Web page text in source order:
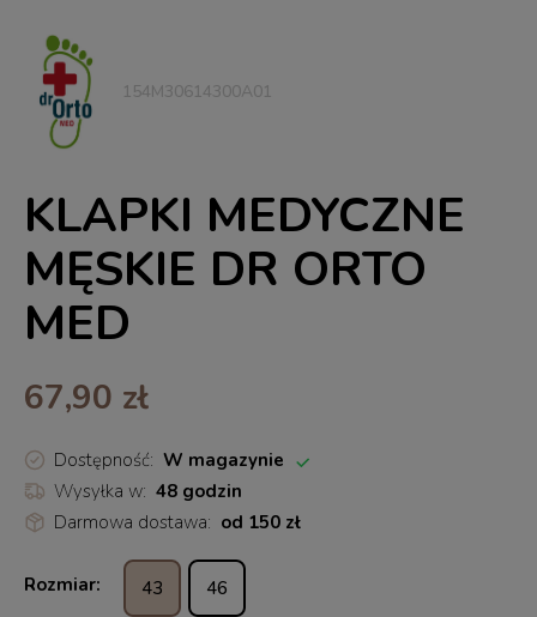
154M30614300A01
KLAPKI MEDYCZNE
MĘSKIE DR ORTO
MED
67,90 zł
Dostępność: W magazynie
Wysyłka w: 48 godzin
Darmowa dostawa: od 150 zł
Rozmiar: 43 46